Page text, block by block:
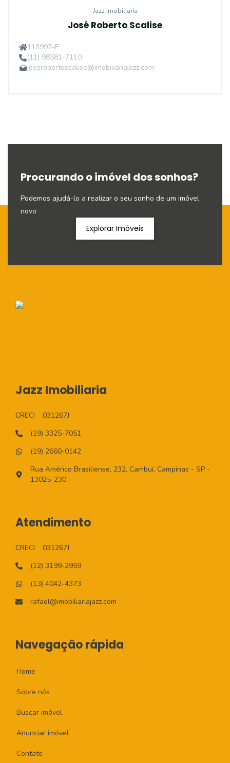
Jazz Imobiliaria
José Roberto Scalise
113997-F
(11) 98581-7110
joserobertoscalise@imobiliariajazz.com
Procurando o imóvel dos sonhos?
Podemos ajudá-lo a realizar o seu sonho de um imóvel
novo
Explorar Imóveis
Jazz Imobiliaria
CRECI
031267J
(19) 3325-7051
(19) 2660-0142
Rua Américo Brasiliense, 232, Cambuí, Campinas - SP -
13025-230
Atendimento
CRECI
031267J
(12) 3199-2959
(13) 4042-4373
rafael@imobiliariajazz.com
Navegação rápida
Home
Sobre nós
Buscar imóvel
Anunciar imóvel
Contato